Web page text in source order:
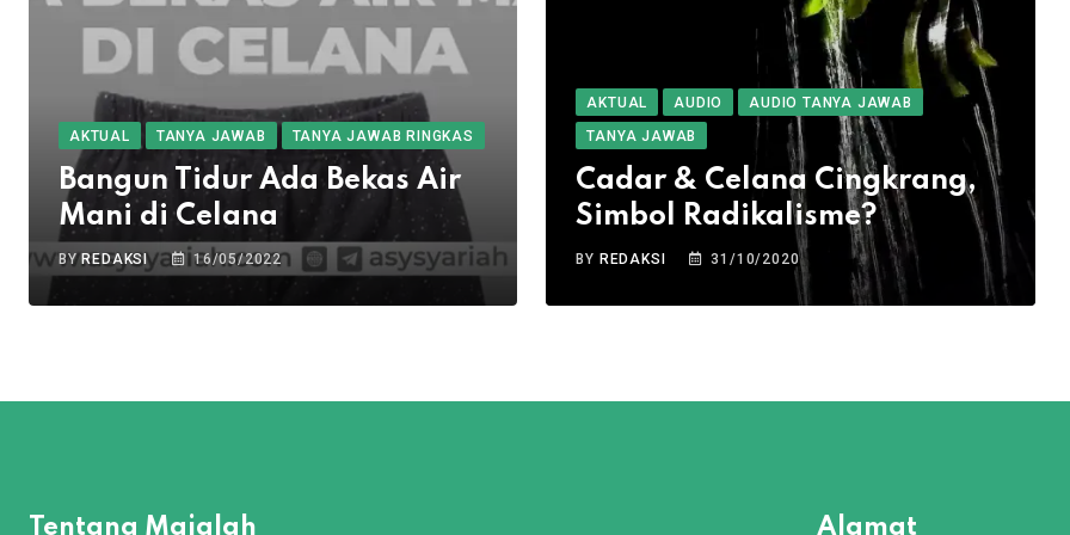
AKTUAL TANYA JAWAB TANYA JAWAB RINGKAS
Bangun Tidur Ada Bekas Air
Mani di Celana
BY REDAKSI 16/05/2022
AKTUAL AUDIO
AUDIO TANYA JAWAB
TANYA JAWAB
Cadar & Celana Cingkrang,
Simbol Radikalisme?
BY REDAKSI 31/10/2020
Tentang Majalah Alamat